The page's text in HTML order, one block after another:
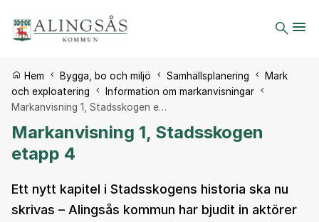
Du är här:
Hem Bygga, bo och miljö Samhällsplanering
Mark
och exploatering
Information om markanvisningar
Markanvisning 1, Stadsskogen e…
Markanvisning 1, Stadsskogen
etapp 4
Ett nytt kapitel i Stadsskogens historia ska nu
skrivas – Alingsås kommun har bjudit in aktörer